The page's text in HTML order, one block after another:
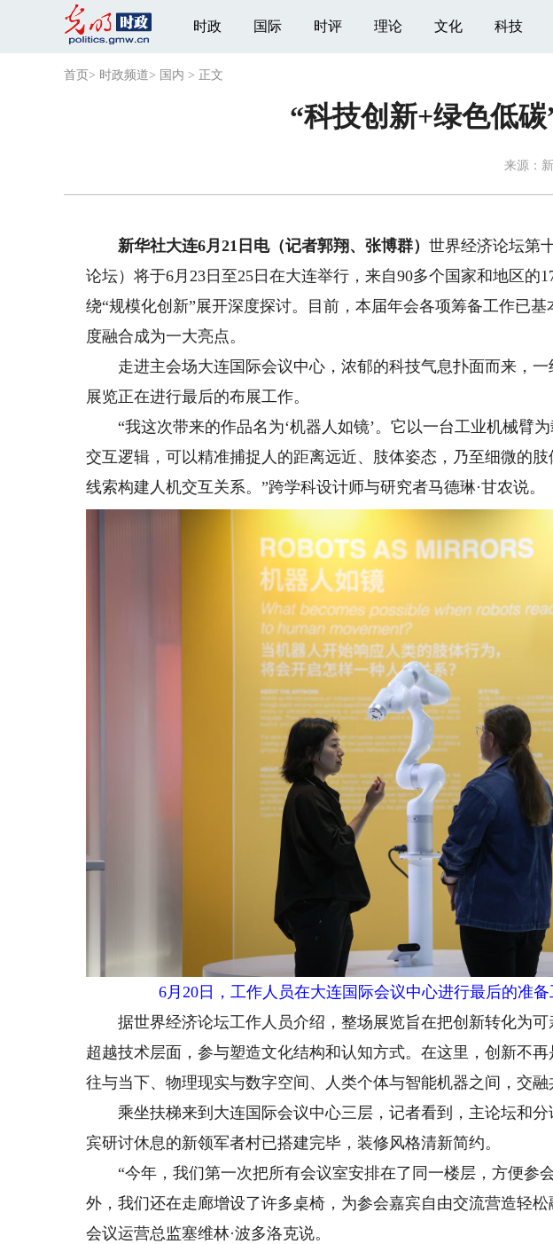
时政 国际 时评 理论 文化 科技
首页 > 时政频道> 国内 > 正文
“科技创新+绿色低
来源：
新华社大连6月21日电（记者郭翔、张博群）世界经济论坛第
论坛）将于6月23日至25日在大连举行，来自90多个国家和地区的
绕“规模化创新”展开深度探讨。目前，本届年会各项筹备工作已
度融合成为一大亮点。
走进主会场大连国际会议中心，浓郁的科技气息扑面而来，一
展览正在进行最后的布展工作。
“我这次带来的作品名为‘机器人如镜’。它以一台工业机械臂
交互逻辑，可以精准捕捉人的距离远近、肢体姿态，乃至细微的
线索构建人机交互关系。”跨学科设计师与研究者马德琳·甘农说。
6月20日，工作人员在大连国际会议中心进行最后的准备
据世界经济论坛工作人员介绍，整场展览旨在把创新转化为可
超越技术层面，参与塑造文化结构和认知方式。在这里，创新不
往与当下、物理现实与数字空间、人类个体与智能机器之间，交融
乘坐扶梯来到大连国际会议中心三层，记者看到，主论坛和分
宾研讨休息的新领军者村已搭建完毕，装修风格清新简约。
“今年，我们第一次把所有会议室安排在了同一楼层，方便参
外，我们还在走廊增设了许多桌椅，为参会嘉宾自由交流营造轻
会议运营总监塞维林·波多洛克说。